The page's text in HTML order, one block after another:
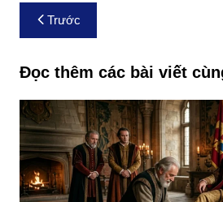
Điều
hướng
bài
viết
Trước
Đọc thêm các bài viết